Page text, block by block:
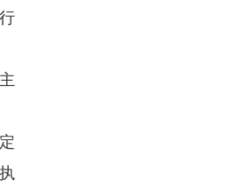
。具体使用办法由市政
政府各部门以及其他具
网站或新闻媒体向社会